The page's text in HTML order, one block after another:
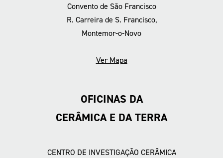
Convento de São Francisco
R. Carreira de S. Francisco,
Montemor-o-Novo
Ver Mapa
OFICINAS DA
CERÂMICA E DA TERRA
CENTRO DE INVESTIGAÇÃO CERÂMICA